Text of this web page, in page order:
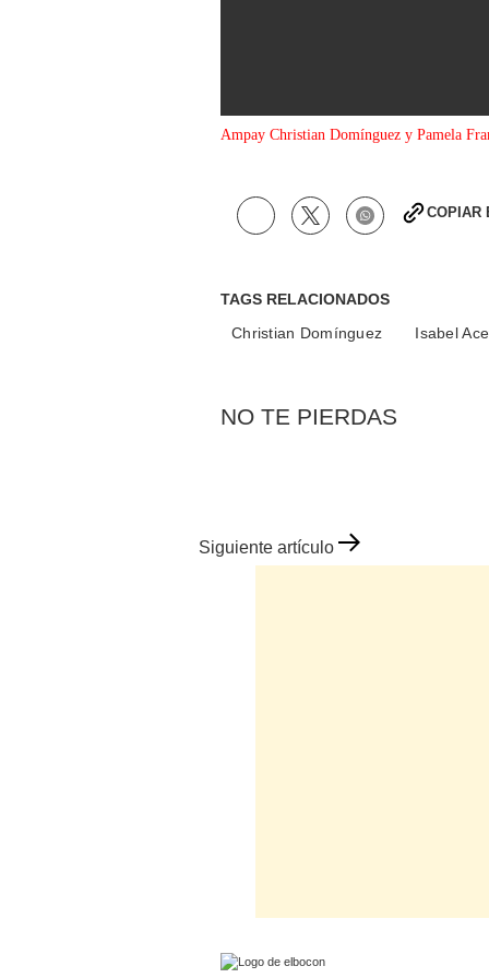
seconds
seconds
Volume
90%
Ampay Christian Domínguez y Pamela
COPIAR
TAGS RELACIONADOS
Christian Domínguez
Isabel
NO TE PIERDAS
Siguiente artículo